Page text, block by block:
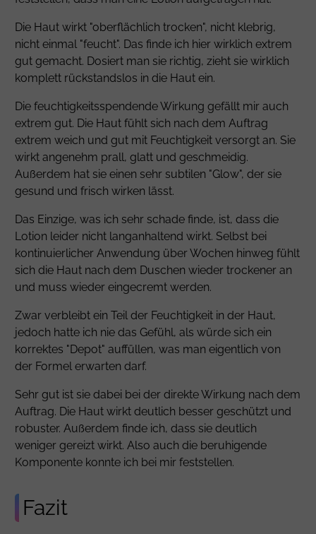
Die Haut wirkt "oberflächlich trocken", nicht klebrig,
nicht einmal "feucht". Das finde ich hier wirklich extrem
gut gemacht. Dosiert man sie richtig, zieht sie wirklich
komplett rückstandslos in die Haut ein.
Die feuchtigkeitsspendende Wirkung gefällt mir auch
extrem gut. Die Haut fühlt sich nach dem Auftrag
extrem weich und gut mit Feuchtigkeit versorgt an. Sie
wirkt angenehm prall, glatt und geschmeidig.
Außerdem hat sie einen sehr subtilen "Glow", der sie
gesund und frisch wirken lässt.
Das Einzige, was ich sehr schade finde, ist, dass die
Lotion leider nicht langanhaltend wirkt. Selbst bei
kontinuierlicher Anwendung über Wochen hinweg fühlt
sich die Haut nach dem Duschen wieder trockener an
und muss wieder eingecremt werden.
Zwar verbleibt ein Teil der Feuchtigkeit in der Haut,
jedoch hatte ich nie das Gefühl, als würde sich ein
korrektes "Depot" auffüllen, was man eigentlich von
der Formel erwarten darf.
Sehr gut ist sie dabei bei der direkte Wirkung nach dem
Auftrag. Die Haut wirkt deutlich besser geschützt und
robuster. Außerdem finde ich, dass sie deutlich
weniger gereizt wirkt. Also auch die beruhigende
Komponente konnte ich bei mir feststellen.
Fazit